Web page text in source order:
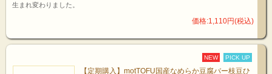
生まれ変わりました。
価格:1,110円(税込)
NEW PICK UP
【定期購入】motTOFU国産なめらか豆腐バー枝豆ひ